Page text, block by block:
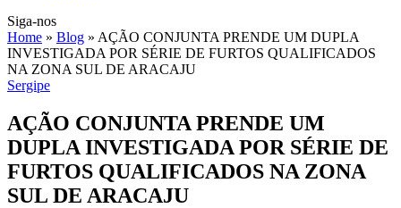
Siga-nos
Home » Blog » AÇÃO CONJUNTA PRENDE UM DUPLA
INVESTIGADA POR SÉRIE DE FURTOS QUALIFICADOS
NA ZONA SUL DE ARACAJU
Sergipe
AÇÃO CONJUNTA PRENDE UM
DUPLA INVESTIGADA POR SÉRIE DE
FURTOS QUALIFICADOS NA ZONA
SUL DE ARACAJU